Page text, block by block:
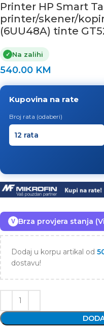
Printer HP Smart
printer/skener/
(6UU48A) tinte
✓ Na zalihi
540.00 KM
Kupovina na rate
Broj rata (odaberi)
V Brza provjera stanja
Dodaj u korpu artikal od
dostavu!